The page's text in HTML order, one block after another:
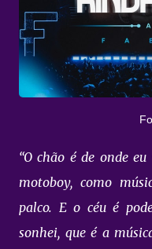
“O chão é de onde
motoboy, como
palco. E o céu é
sonhei, que é a